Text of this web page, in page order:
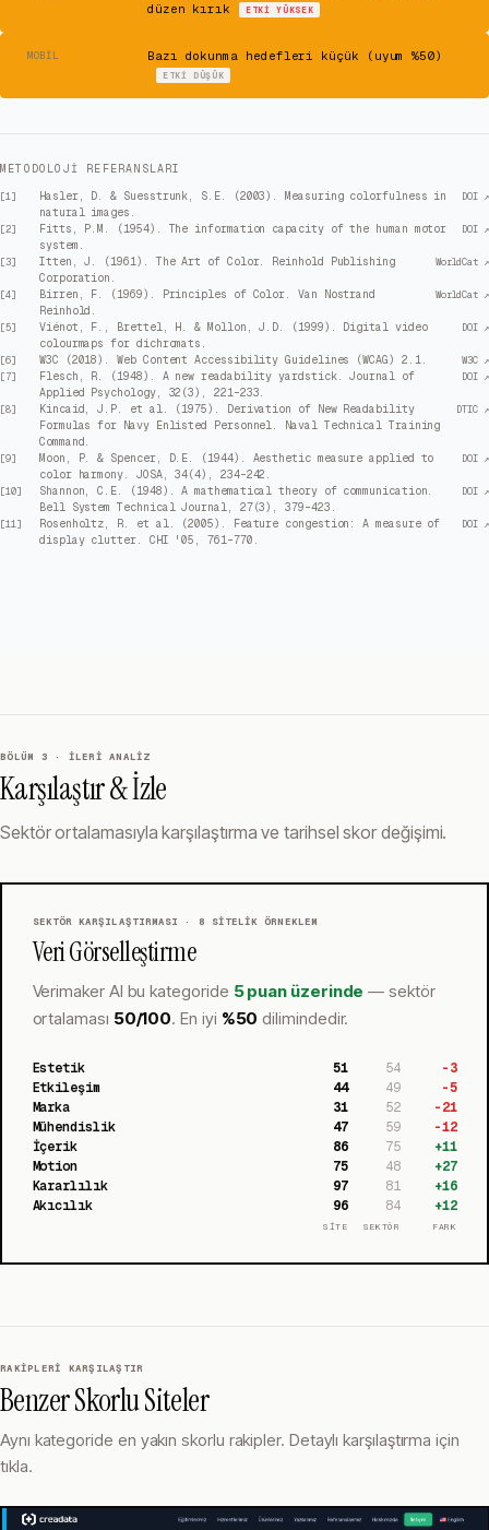
düzen kırık
ETKIYÜKSEK
MOBIL Bazı dokunma hedefleri küçük (uyum %50)
ETKI DÜŞÜK
METODOLOJI REFERANSLARI
[1]
Hasler, D. & Suesstrunk, S.E. (2003). Measuring colorfulness in
natural images.
DOI ↗
[2]
Fitts, P.M. (1954). The information capacity of the human motor
system.
DOI ↗
[3]
Itten, J. (1961). The Art of Color. Reinhold Publishing
Corporation.
WorldCat ↗
[4]
Birren, F. (1969). Principles of Color. Van Nostrand
Reinhold.
WorldCat ↗
[5]
Viénot, F., Brettel, H. & Mollon, J.D. (1999). Digital video
colourmaps for dichromats.
DOI ↗
[6] W3C (2018). Web Content Accessibility Guidelines (WCAG) 2.1.
W3C ↗
[7]
Flesch, R. (1948). A new readability yardstick. Journal of
Applied Psychology, 32(3), 221–233.
DOI ↗
[8]
Kincaid, J.P. et al. (1975). Derivation of New Readability
Formulas for Navy Enlisted Personnel. Naval Technical Training
Command.
DTIC ↗
[9]
Moon, P. & Spencer, D.E. (1944). Aesthetic measure applied to
color harmony. JOSA, 34(4), 234–242.
DOI ↗
[10]
Shannon, C.E. (1948). A mathematical theory of communication.
Bell System Technical Journal, 27(3), 379–423.
DOI ↗
[11]
Rosenholtz, R. et al. (2005). Feature congestion: A measure of
display clutter. CHI '05, 761–770.
DOI ↗
BÖLÜM 3 · İLERI ANALIZ
Karşılaştır & İzle
Sektör ortalamasıyla karşılaştırma ve tarihsel skor değişimi.
SEKTÖR KARŞILAŞTIRMASI · 8 SITELIK ÖRNEKLEM
Veri Görselleştirme
Verimaker AI bu kategoride 5 puan üzerinde — sektör
ortalaması 50/100. En iyi %50 dilimindedir.
Estetik 51 54
-3
Etkileşim
44 49
-5
Marka
31 52
-21
Mühendislik
47 59
-12
İçerik
86 75 +11
Motion
75 48 +27
Kararlılık
97 81 +16
Akıcılık
96 84 +12
SİTE SEKTÖR FARK
RAKIPLERI KARŞILAŞTIR
Benzer Skorlu Siteler
Aynı kategoride en yakın skorlu rakipler. Detaylı karşılaştırma için
tıkla.